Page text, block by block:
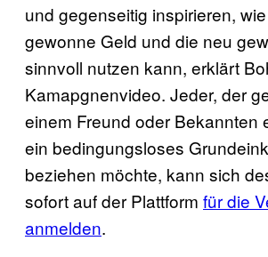
und gegenseitig inspirieren,
gewonne Geld und die neu
sinnvoll nutzen kann, erklärt
Kamapgnenvideo. Jeder, der
einem Freund oder Bekannten
ein bedingungsloses
beziehen möchte, kann sich
sofort auf der Plattform für die
anmelden.